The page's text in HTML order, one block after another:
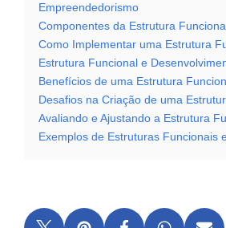
Empreendedorismo
Componentes da Estrutura Funcional
Como Implementar uma Estrutura
Estrutura Funcional e
Benefícios de uma Estrutura
Desafios na Criação de uma
Avaliando e Ajustando a Estrutura
Exemplos de Estruturas Funcionais